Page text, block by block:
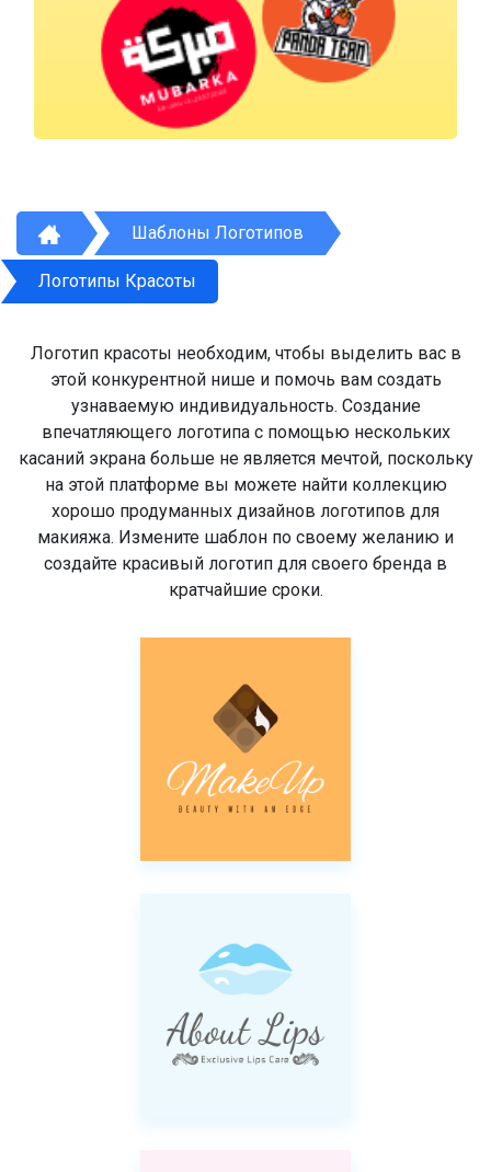
Шаблоны Логотипов
Логотипы Красоты
Логотип красоты необходим, чтобы выделить вас в
этой конкурентной нише и помочь вам создать
узнаваемую индивидуальность. Создание
впечатляющего логотипа с помощью нескольких
касаний экрана больше не является мечтой, поскольку
на этой платформе вы можете найти коллекцию
хорошо продуманных дизайнов логотипов для
макияжа. Измените шаблон по своему желанию и
создайте красивый логотип для своего бренда в
кратчайшие сроки.